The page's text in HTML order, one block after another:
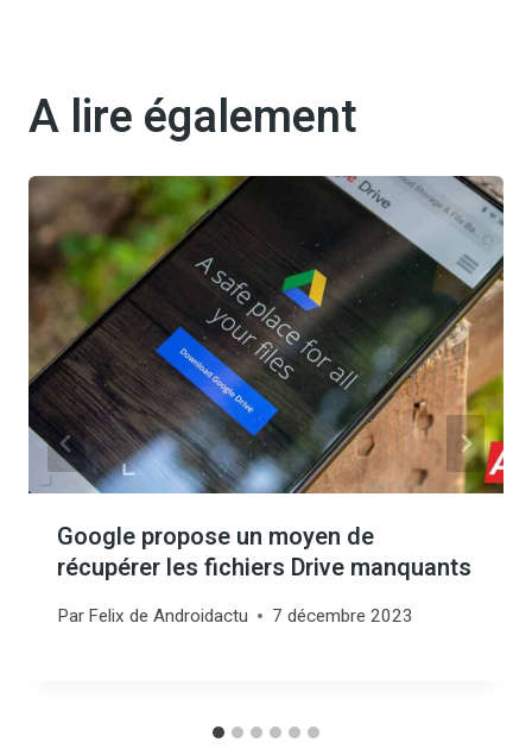
A lire également
Google propose un moyen de
récupérer les fichiers Drive manquants
Par Felix de Androidactu 7 décembre 2023